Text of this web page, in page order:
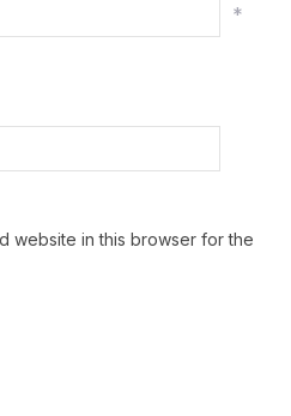
*
website in this browser for the